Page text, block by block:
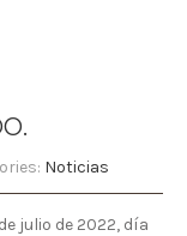
Noticias
julio de 2022, día